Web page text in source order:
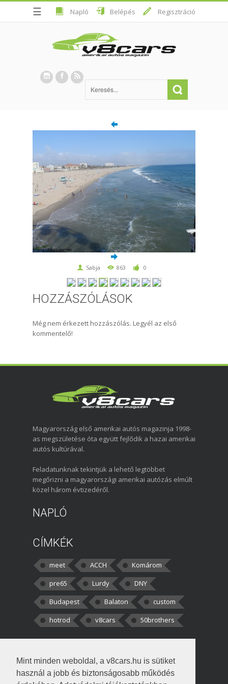
Mint minden weboldal, a v8cars.hu is sütiket
használ a jobb és biztonságosabb működés
☰ Napló Belépés Regisztráció
Sabja 863 0
HOZZÁSZÓLÁSOK
Még nem érkezett hozzászólás. Legyél az első
kommentelő!
Magyarország első amerikai autós magazinja 1998-
as megszületése óta együtt fejlődik a hazai amerikai
autós kultúrával.
Feladatunknak tekintjük a lehető legtöbbet
megőrizni a magyarországi amerikai autózás elmúlt
közel három évtizedéről.
NAPLÓ
CÍMKÉK
meet ACCH
Komárom
pre65
Lurdy
DNY
Budapest
Balaton
custom
hotrod
v8cars 50brothers
kortisz:Elszúrtam! Én csak két
darabbaal számoltam. Nem tudtam, hogy fél autót,